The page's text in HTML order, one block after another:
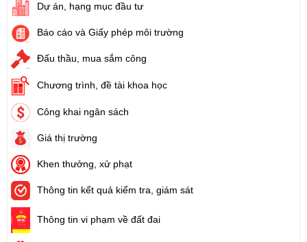
Dự án, hạng mục đầu tư
Báo cáo và Giấy phép môi trường
Đấu thầu, mua sắm công
Chương trình, đề tài khoa học
Công khai ngân sách
Giá thị trường
Khen thưởng, xử phạt
Thông tin kết quả kiểm tra, giám sát
Thông tin vi phạm về đất đai